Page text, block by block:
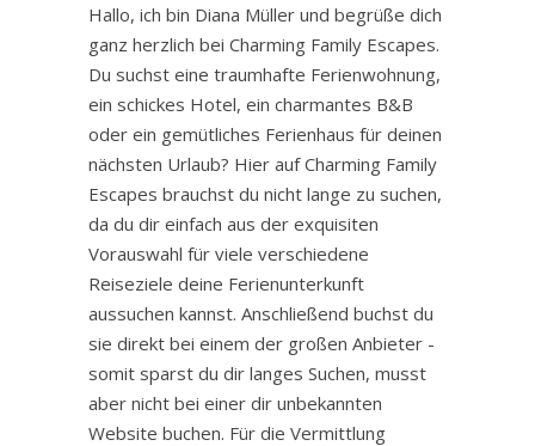
Hallo, ich bin Diana Müller und begrüße dich
ganz herzlich bei Charming Family Escapes.
Du suchst eine traumhafte Ferienwohnung,
ein schickes Hotel, ein charmantes B&B
oder ein gemütliches Ferienhaus für deinen
nächsten Urlaub? Hier auf Charming Family
Escapes brauchst du nicht lange zu suchen,
da du dir einfach aus der exquisiten
Vorauswahl für viele verschiedene
Reiseziele deine Ferienunterkunft
aussuchen kannst. Anschließend buchst du
sie direkt bei einem der großen Anbieter -
somit sparst du dir langes Suchen, musst
aber nicht bei einer dir unbekannten
Website buchen. Für die Vermittlung